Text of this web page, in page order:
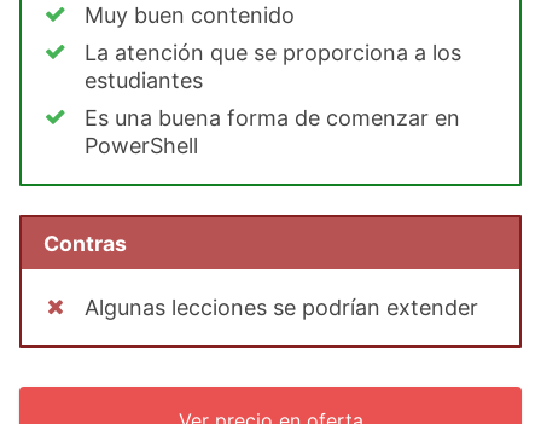
Muy buen contenido
La atención que se proporciona a los
estudiantes
Es una buena forma de comenzar en
PowerShell
Contras
Algunas lecciones se podrían extender